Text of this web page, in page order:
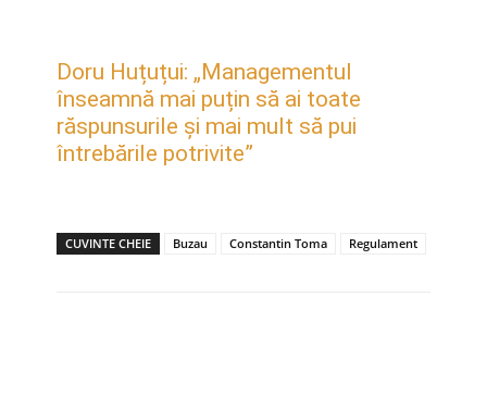
Doru Huțuțui: „Managementul
înseamnă mai puțin să ai toate
răspunsurile și mai mult să pui
întrebările potrivite”
CUVINTE CHEIE Buzau Constantin Toma Regulament